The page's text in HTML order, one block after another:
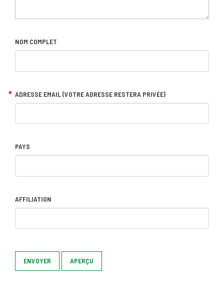
NOM COMPLET
ADRESSE EMAIL (VOTRE ADRESSE RESTERA PRIVÉE)
PAYS
AFFILIATION
ENVOYER APERÇU